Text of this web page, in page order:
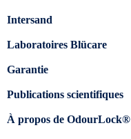
Intersand
Laboratoires Blücare
Garantie
Publications scientifiques
À propos de OdourLock®